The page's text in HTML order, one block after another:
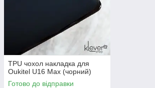
TPU чохол накладка для
Oukitel U16 Max (чорний)
Готово до відправки